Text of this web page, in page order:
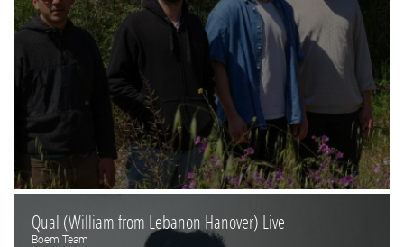
Qual (William from Lebanon Hanover) Live
Boem Team